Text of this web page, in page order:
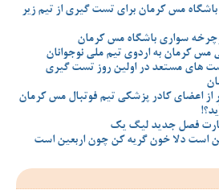
باشگاه مس کرمان برای تست گیری از تیم زیر
سواری باشگاه مس کرمان
مس کرمان به اردوی تیم ملی نوجوانان
های مستعد در اولین روز تست گیری
از اعضای کادر پزشکی تیم فوتبال مس کرمان
فصل جدید لیگ یک
است دلا خون گریه کن چون اربعین است